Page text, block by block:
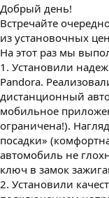
Добрый день!
Встречайте
из установочных
На этот раз мы
1. Установили
Pandora.
дистанционный
мобильное
ограничена!).
посадки»
автомобиль не
ключ в замок
2. Установили